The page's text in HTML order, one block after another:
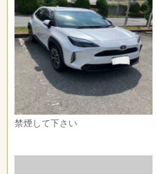
禁煙して下さい